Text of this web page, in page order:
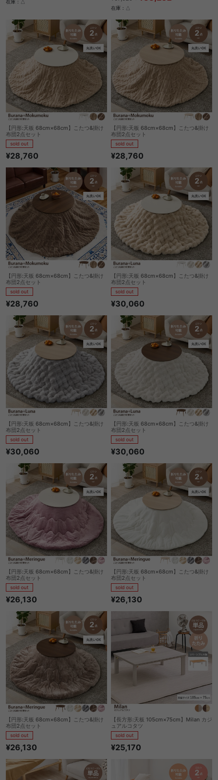
在庫：△
在庫：△
【円形:天板 68cm×68cm】こたつ&掛け
布団2点セット
sold out
¥28,760
【円形:天板 68cm×68cm】こたつ&掛け
布団2点セット
sold out
¥28,760
【円形:天板 68cm×68cm】こたつ&掛け
布団2点セット
sold out
¥28,760
【円形:天板 68cm×68cm】こたつ&掛け
布団2点セット
sold out
¥30,060
【円形:天板 68cm×68cm】こたつ&掛け
布団2点セット
sold out
¥30,060
【円形:天板 68cm×68cm】こたつ&掛け
布団2点セット
sold out
¥30,060
【円形:天板 68cm×68cm】こたつ&掛け
布団2点セット
sold out
¥26,130
【円形:天板 68cm×68cm】こたつ&掛け
布団2点セット
sold out
¥26,130
【円形:天板 68cm×68cm】こたつ&掛け
布団2点セット
sold out
¥26,130
【長方形:天板 105cm×75cm】Milan カジ
ュアルコタツ
sold out
¥25,170